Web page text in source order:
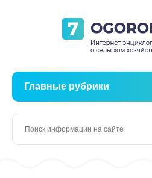
Главные рубрики